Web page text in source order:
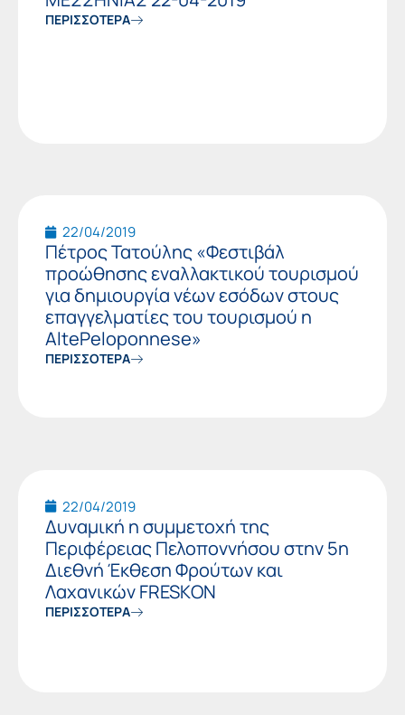
ΠΕΡΙΣΣΟΤΕΡΑ
22/04/2019
Πέτρος Τατούλης «Φεστιβάλ
προώθησης εναλλακτικού τουρισμού
για δημιουργία νέων εσόδων στους
επαγγελματίες του τουρισμού η
AltePeloponnese»
ΠΕΡΙΣΣΟΤΕΡΑ
22/04/2019
Δυναμική η συμμετοχή της
Περιφέρειας Πελοποννήσου στην 5η
Διεθνή Έκθεση Φρούτων και
Λαχανικών FRESKΟΝ
ΠΕΡΙΣΣΟΤΕΡΑ